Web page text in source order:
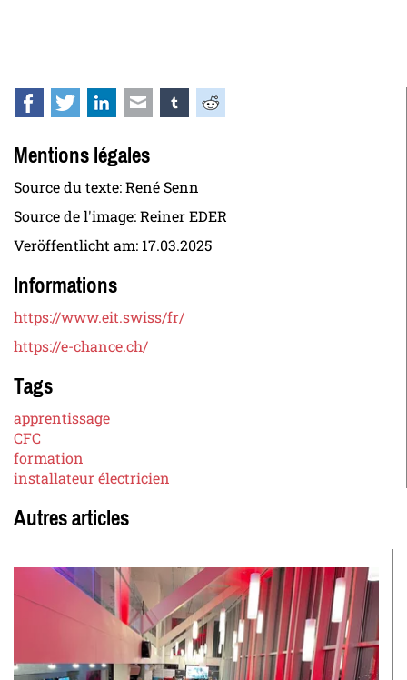
Facebook
TwitterLinkedInE-mail tumblrReddit
Mentions légales
Source du texte: René Senn
Source de l'image: Reiner EDER
Veröffentlicht am: 17.03.2025
Informations
https://www.eit.swiss/fr/
https://e-chance.ch/
Tags
apprentissage
CFC
formation
installateur électricien
Autres articles